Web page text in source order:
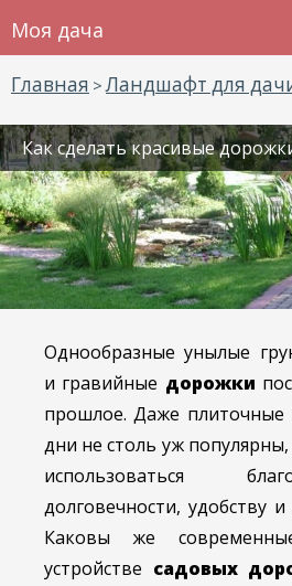
Моя дача
Главная > Ландшафт для
Как сделать красивые
Однообразные унылые
и гравийные дорожки
прошлое. Даже
дни не столь уж
использоваться
долговечности, удобству
Каковы же
устройстве садовых